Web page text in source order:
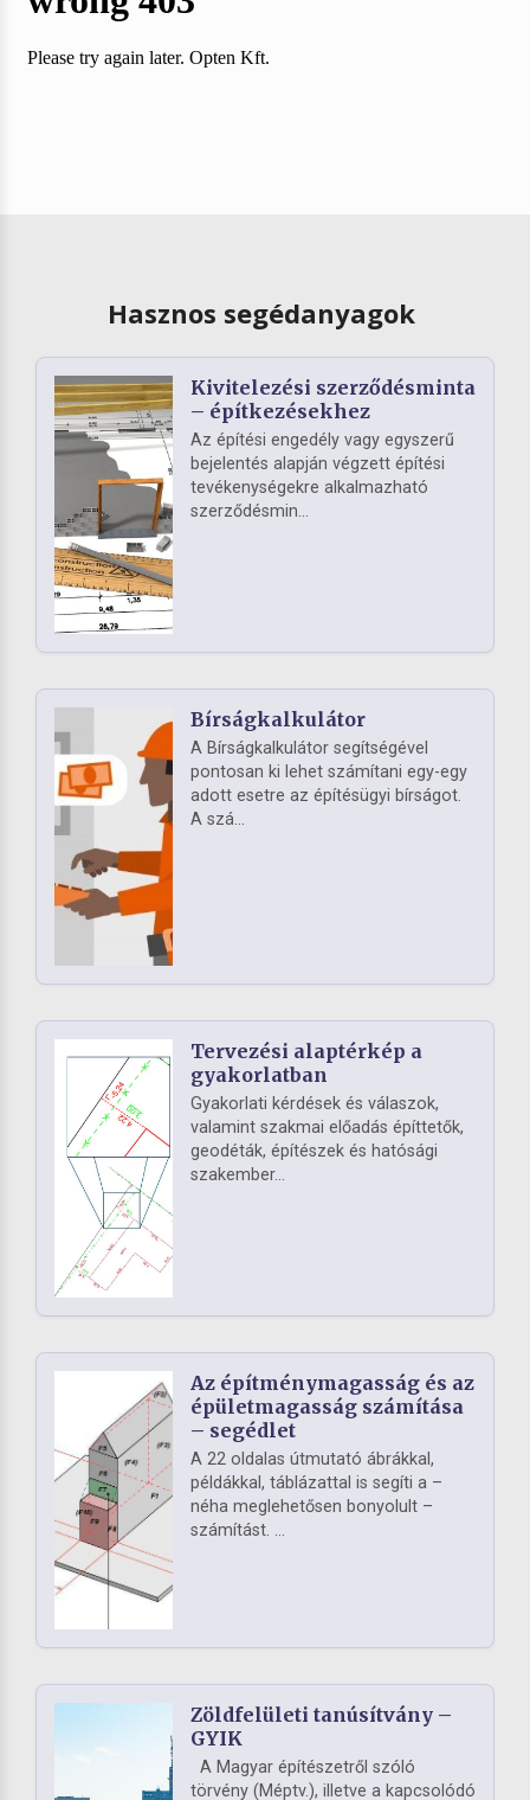
Hasznos segédanyagok
Kivitelezési szerződésminta
– építkezésekhez
Az építési engedély vagy egyszerű
bejelentés alapján végzett építési
tevékenységekre alkalmazható
szerződésmin...
Bírságkalkulátor
A Bírságkalkulátor segítségével
pontosan ki lehet számítani egy-egy
adott esetre az építésügyi bírságot.
A szá...
Tervezési alaptérkép a
gyakorlatban
Gyakorlati kérdések és válaszok,
valamint szakmai előadás építtetők,
geodéták, építészek és hatósági
szakember...
Az építménymagasság és az
épületmagasság számítása
– segédlet
A 22 oldalas útmutató ábrákkal,
példákkal, táblázattal is segíti a –
néha meglehetősen bonyolult –
számítást. ...
Zöldfelületi tanúsítvány –
GYIK
A Magyar építészetről szóló
törvény (Méptv.), illetve a kapcsolódó